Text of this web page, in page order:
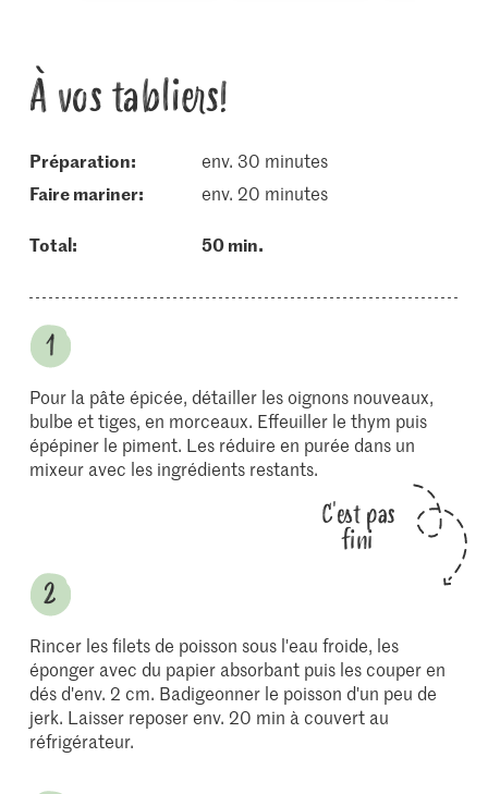
À vos tabliers!
Préparation:
env. 30 minutes
faire mariner:
env. 20 minutes
Total: 50 min.
Pour la pâte épicée, détailler les oignons nouveaux,
bulbe et tiges, en morceaux. Effeuiller le thym puis
épépiner le piment. Les réduire en purée dans un
mixeur avec les ingrédients restants.
C'est pas
fini
Rincer les filets de poisson sous l'eau froide, les
éponger avec du papier absorbant puis les couper en
dés d'env. 2 cm. Badigeonner le poisson d'un peu de
jerk. Laisser reposer env. 20 min à couvert au
réfrigérateur.